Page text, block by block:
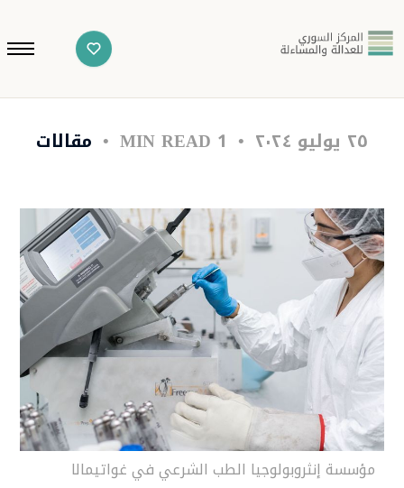
٢٥ يوليو ٢٠٢٤ مقالات
مؤسسة إنثروبولوجيا الطب الشرعي في غواتيمالا